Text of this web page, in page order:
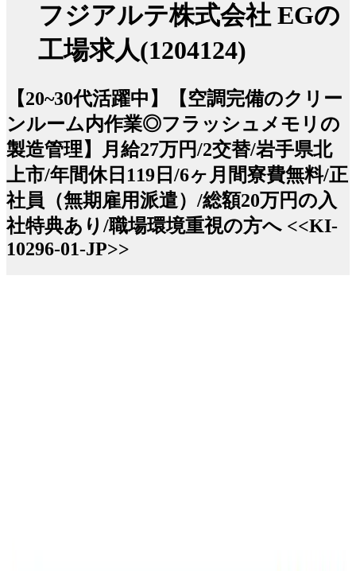
フジアルテ株式会社 EGの
工場求人(1204124)
【20~30代活躍中】【空調完備のクリー
ンルーム内作業◎フラッシュメモリの
製造管理】月給27万円/2交替/岩手県北
上市/年間休日119日/6ヶ月間寮費無料/正
社員（無期雇用派遣）/総額20万円の入
社特典あり/職場環境重視の方へ <<KI-
10296-01-JP>>